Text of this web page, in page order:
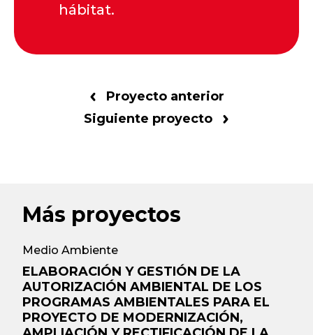
hábitat.
Proyecto anterior
Siguiente proyecto
Más proyectos
Medio Ambiente
ELABORACIÓN Y GESTIÓN DE LA
AUTORIZACIÓN AMBIENTAL DE LOS
PROGRAMAS AMBIENTALES PARA EL
PROYECTO DE MODERNIZACIÓN,